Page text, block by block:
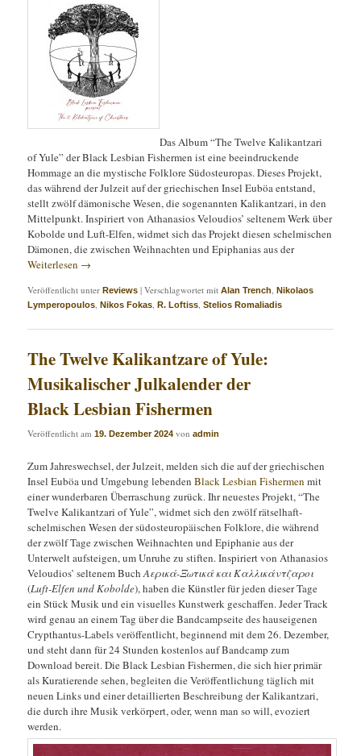
Das Album “The Twelve Kalikantzari
of Yule” der Black Lesbian Fishermen ist eine beeindruckende
Hommage an die mystische Folklore Südosteuropas. Dieses Projekt,
das während der Julzeit auf der griechischen Insel Euböa entstand,
stellt zwölf dämonische Wesen, die sogenannten Kalikantzari, in den
Mittelpunkt. Inspiriert von Athanasios Veloudios’ seltenem Werk über
Kobolde und Luft-Elfen, widmet sich das Projekt diesen schelmischen
Dämonen, die zwischen Weihnachten und Epiphanias aus der
Weiterlesen →
Veröffentlicht unter Reviews |Verschlagwortet mit Alan Trench ,Nikolaos
Lymperopoulos ,Nikos Fokas ,R. Loftiss ,Stelios Romaliadis
The Twelve Kalikantzare of Yule:
Musikalischer Julkalender der
Black Lesbian Fishermen
Veröffentlicht am19. Dezember 2024 vonadmin
Zum Jahreswechsel, der Julzeit, melden sich die auf der griechischen
Insel Euböa und Umgebung lebendenBlack Lesbian Fishermen mit
einer wunderbaren Überraschung zurück. Ihr neuestes Projekt, “The
Twelve Kalikantzari of Yule”, widmet sich den zwölf rätselhaft-
schelmischen Wesen der südosteuropäischen Folklore, die während
der zwölf Tage zwischen Weihnachten und Epiphanie aus der
Unterwelt aufsteigen, um Unruhe zu stiften. Inspiriert von Athanasios
Veloudios’ seltenem BuchΑερικά-Ξωτικά και Καλλικάντζαροι
(Luft-Elfen und Kobolde), haben die Künstler für jeden dieser Tage
ein Stück Musik und ein visuelles Kunstwerk geschaffen. Jeder Track
wird genau an einem Tag über die Bandcampseite des hauseigenen
Crypthantus-Labels veröffentlicht, beginnend mit dem 26. Dezember,
und steht dann für 24 Stunden kostenlos auf Bandcamp zum
Download bereit. Die Black Lesbian Fishermen, die sich hier primär
als Kuratierende sehen, begleiten die Veröffentlichung täglich mit
neuen Links und einer detaillierten Beschreibung der Kalikantzari,
die durch ihre Musik verkörpert, oder, wenn man so will, evoziert
werden.